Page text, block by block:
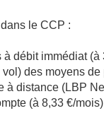
le CCP :
débit immédiat (à
des moyens
à distance (LBP
(à 8,33 €/mois)